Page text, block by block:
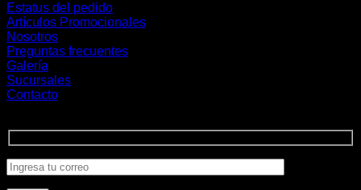
Estatus del pedido
Artículos Promocionales
Nosotros
Preguntas frecuentes
Galería
Sucursales
Contacto